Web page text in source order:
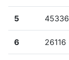
5 45336
6 26116